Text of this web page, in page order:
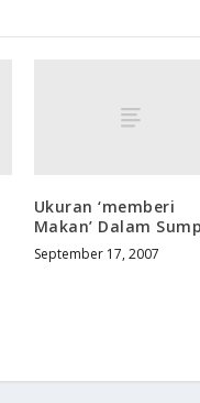
Ukuran ‘memberi
Makan’ Dalam
September 17, 2007